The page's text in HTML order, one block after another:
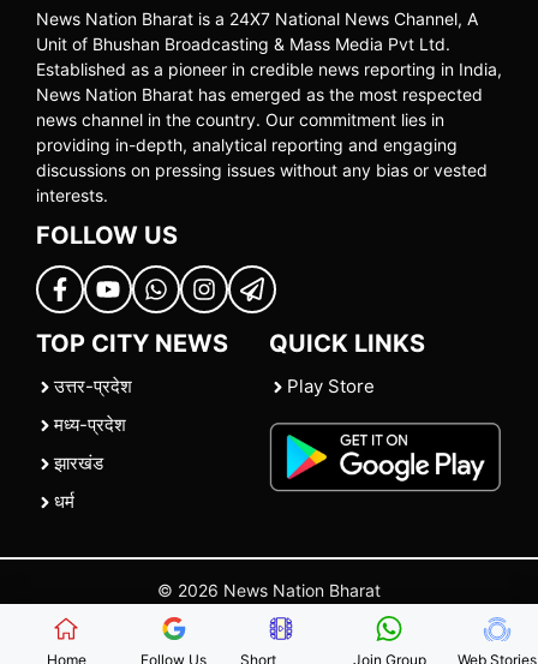
News Nation Bharat is a 24X7 National News Channel, A
Unit of Bhushan Broadcasting & Mass Media Pvt Ltd.
Established as a pioneer in credible news reporting in India,
News Nation Bharat has emerged as the most respected
news channel in the country. Our commitment lies in
providing in-depth, analytical reporting and engaging
discussions on pressing issues without any bias or vested
interests.
FOLLOW US
TOP CITY NEWS
उत्तर-प्रदेश
मध्य-प्रदेश
झारखंड
धर्म
QUICK LINKS
Play Store
© 2026 News Nation Bharat
| |Contact Us |Policies Terms and Conditions
Home Follow Us Short Join Group Web Stories